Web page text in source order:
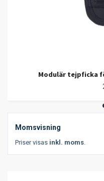
Momsvisning
Priser visas inkl. moms
Modulär tejpficka